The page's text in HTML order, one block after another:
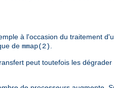
à l'occasion du traitement
de mmap(2)
peut toutefois les